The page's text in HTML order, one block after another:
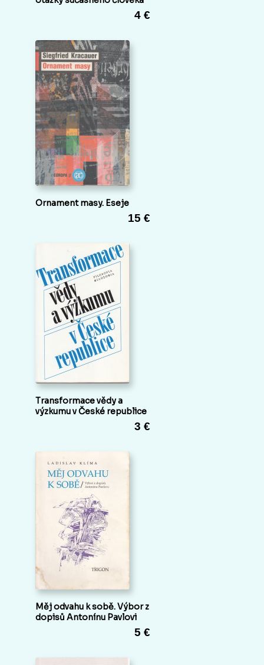
4 €
Ornament masy. Eseje
15 €
Transformace vědy a
výzkumu v České republice
3 €
Měj odvahu k sobě. Výbor z
dopisů Antonínu Pavlovi
5 €